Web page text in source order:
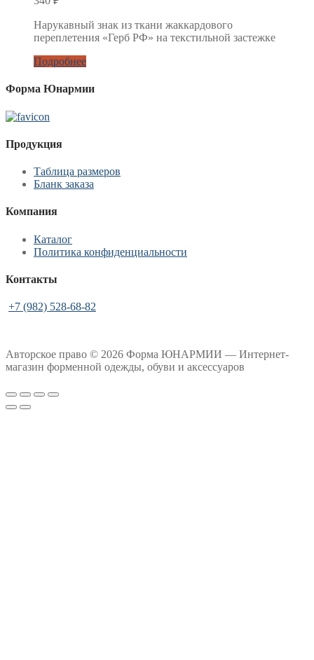
Нарукавный знак из ткани жаккардового
переплетения «Герб РФ» на текстильной застежке
Подробнее
Форма Юнармии
Продукция
Таблица размеров
Бланк заказа
Компания
Каталог
Политика конфиденциальности
Контакты
+7 (982) 528-68-82
Авторское право © 2026 Форма ЮНАРМИИ — Интернет-
магазин форменной одежды, обуви и аксессуаров